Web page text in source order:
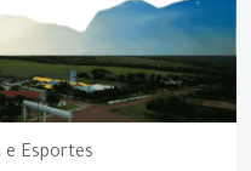
e Esportes